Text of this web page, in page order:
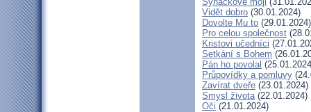
Vidět dobro (30.01.2024)
Dovolte Mu to (29.01.2024)
Pro celou společnost
Kristovi učedníci
Setkání s Bohem
Pán ho povolal
Průpovídky a pomluvy
Zavírat dveře (23.01.2024)
Smysl života(22.01.2024)
Oči (21.01.2024)